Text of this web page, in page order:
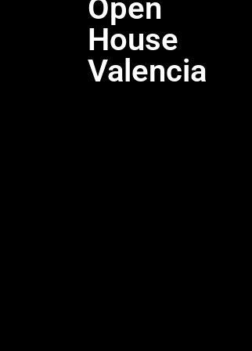
Open
House
Valencia